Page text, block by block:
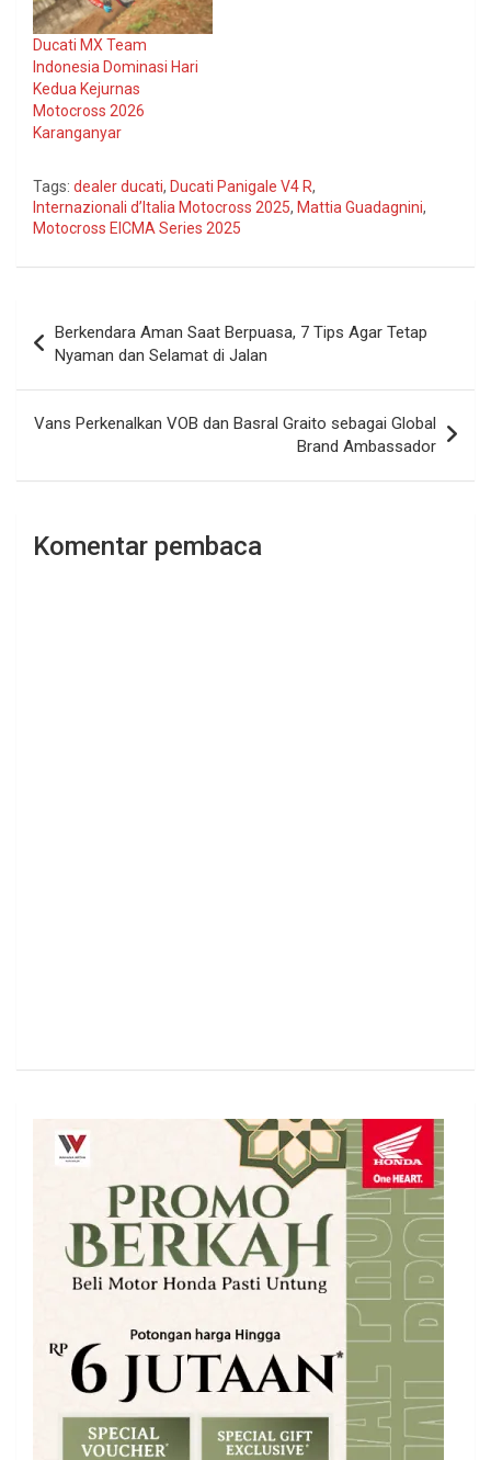
Ducati MX Team
Indonesia Dominasi Hari
Kedua Kejurnas
Motocross 2026
Karanganyar
Tags: dealer ducati, Ducati Panigale V4 R,
Internazionali d’Italia Motocross 2025, Mattia Guadagnini,
Motocross EICMA Series 2025
pos
Berkendara Aman Saat Berpuasa, 7 Tips Agar Tetap
Nyaman dan Selamat di Jalan
Vans Perkenalkan VOB dan Basral Graito sebagai Global
Brand Ambassador
Komentar pembaca